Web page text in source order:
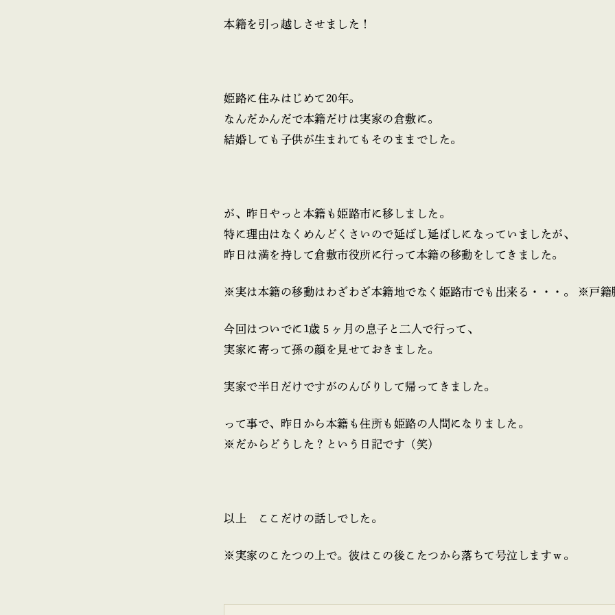
本籍を引っ越しさせました！
姫路に住みはじめて20年。
なんだかんだで本籍だけは実家の倉敷に。
結婚しても子供が生まれてもそのままでした。
が、昨日やっと本籍も姫路市に移しました。
特に理由はなくめんどくさいので延ばし延ばしになっていましたが、
昨日は満を持して倉敷市役所に行って本籍の移動をしてきました。
※実は本籍の移動はわざわざ本籍地でなく姫路市でも出来る・・・。 ※戸籍
今回はついでに1歳５ヶ月の息子と二人で行って、
実家に寄って孫の顔を見せておきました。
実家で半日だけですがのんびりして帰ってきました。
って事で、昨日から本籍も住所も姫路の人間になりました。
※だからどうした？という日記です（笑）
以上 ここだけの話しでした。
※実家のこたつの上で。彼はこの後こたつから落ちて号泣しますｗ。